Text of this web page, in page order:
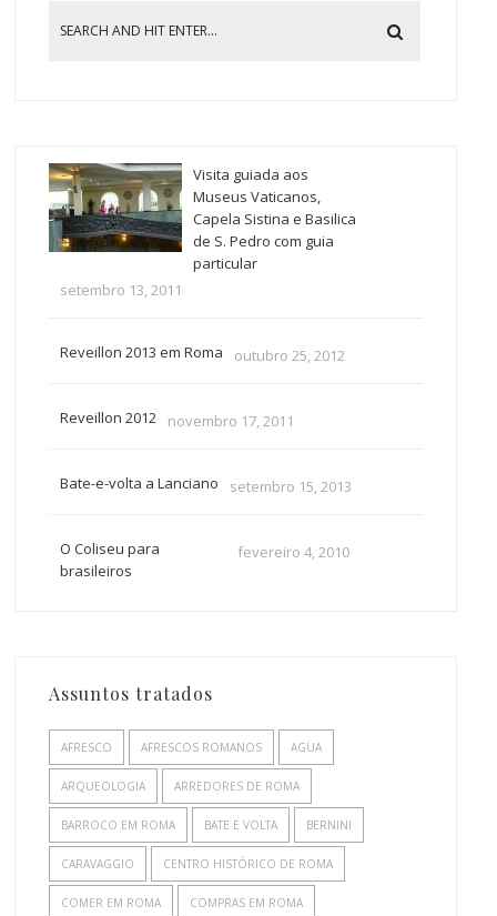
Visita guiada aos
Museus Vaticanos,
Capela Sistina e Basilica
de S. Pedro com guia
particular
setembro 13, 2011
Reveillon 2013 em Roma outubro 25, 2012
Reveillon 2012 novembro 17, 2011
Bate-e-volta a Lanciano setembro 15, 2013
O Coliseu para
brasileiros
fevereiro 4, 2010
Assuntos tratados
AFRESCO AFRESCOS ROMANOS AGUA
ARQUEOLOGIA ARREDORES DE ROMA
BARROCO EM ROMA BATE E VOLTA BERNINI
CARAVAGGIO CENTRO HISTÓRICO DE ROMA
COMER EM ROMA COMPRAS EM ROMA